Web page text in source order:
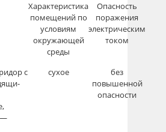
Характеристика
помещений по
условиям
окружающей
среды
Опасность
поражения
электрическим
током
с
—
сухое
без
повышенной
опасности